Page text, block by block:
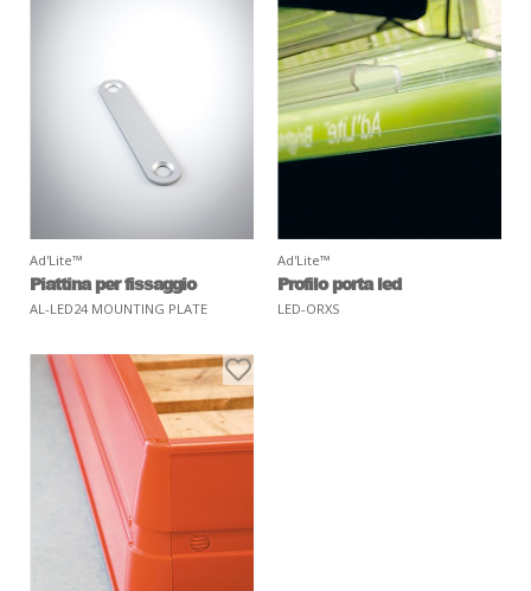
Ad'Lite™
Piattina per fissaggio
AL-LED24 MOUNTING PLATE
Ad'Lite™
Profilo porta led
LED-ORXS